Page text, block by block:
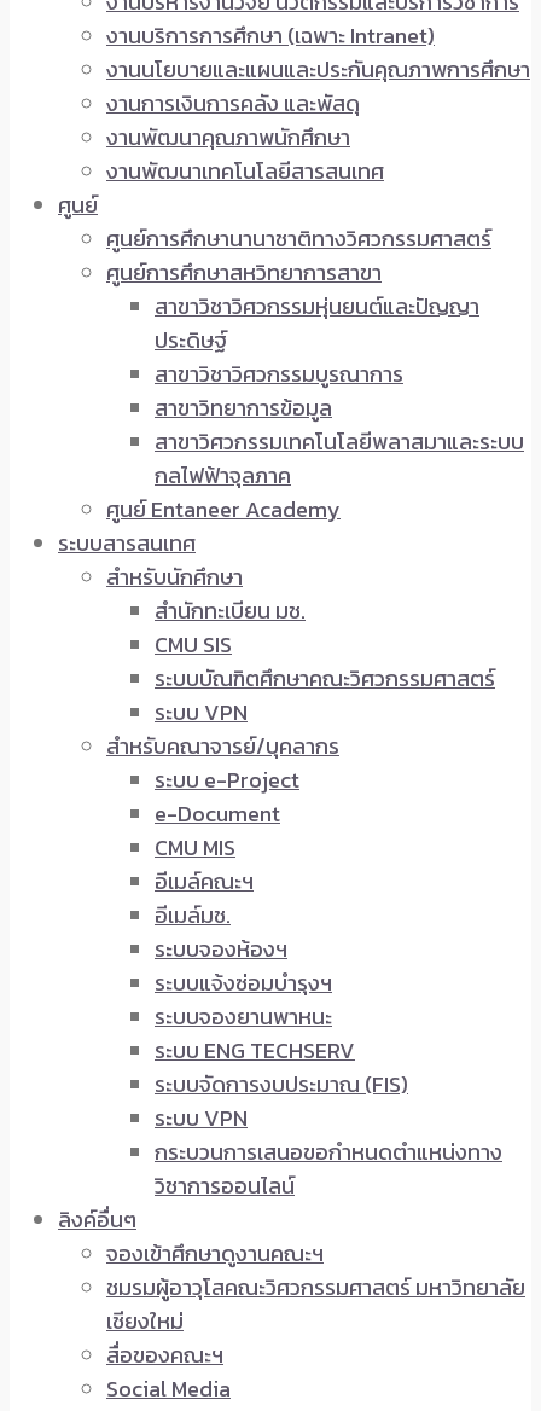
งานบริการการศึกษา (เฉพาะ Intranet)
งานนโยบายและแผนและประกันคุณภาพการศึกษา
งานการเงินการคลัง และพัสดุ
งานพัฒนาคุณภาพนักศึกษา
งานพัฒนาเทคโนโลยีสารสนเทศ
ศูนย์
ศูนย์การศึกษานานาชาติทางวิศวกรรมศาสตร์
ศูนย์การศึกษาสหวิทยาการสาขา
สาขาวิชาวิศวกรรมหุ่นยนต์และปัญญา
ประดิษฐ์
สาขาวิชาวิศวกรรมบูรณาการ
สาขาวิทยาการข้อมูล
สาขาวิศวกรรมเทคโนโลยีพลาสมาและระบบ
กลไฟฟ้าจุลภาค
ศูนย์ Entaneer Academy
ระบบสารสนเทศ
สำหรับนักศึกษา
สำนักทะเบียน มช.
CMU SIS
ระบบบัณฑิตศึกษาคณะวิศวกรรมศาสตร์
ระบบ VPN
สำหรับคณาจารย์/บุคลากร
ระบบ e-Project
e-Document
CMU MIS
อีเมล์คณะฯ
อีเมล์มช.
ระบบจองห้องฯ
ระบบแจ้งซ่อมบำรุงฯ
ระบบจองยานพาหนะ
ระบบ ENG TECHSERV
ระบบจัดการงบประมาณ (FIS)
ระบบ VPN
กระบวนการเสนอขอกำหนดตำแหน่งทาง
วิชาการออนไลน์
ลิงค์อื่นๆ
จองเข้าศึกษาดูงานคณะฯ
ชมรมผู้อาวุโสคณะวิศวกรรมศาสตร์ มหาวิทยาลัย
เชียงใหม่
สื่อของคณะฯ
Social Media